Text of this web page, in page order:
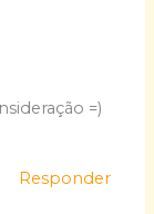
=)
Responder